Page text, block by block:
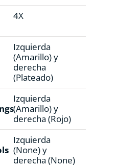
4X
Izquierda
(Amarillo) y
derecha
(Plateado)
Izquierda
(Amarillo) y
derecha (Rojo)
Izquierda
(None) y
derecha (None)